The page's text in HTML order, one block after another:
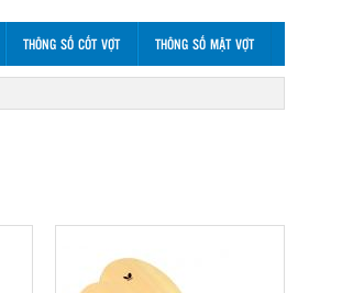
THÔNG SỐ CỐT VỢT THÔNG SỐ MẶT VỢT